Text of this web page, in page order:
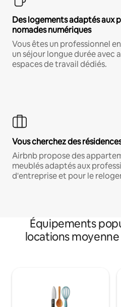
Des logements adaptés aux
nomades numériques
Vous êtes un professionnel
un séjour longue durée avec
espaces de travail dédiés.
Vous cherchez des
Airbnb propose des
meublés adaptés aux
d'entreprise et pour le
Équipements
locations